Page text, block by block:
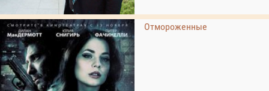
Отмороженные